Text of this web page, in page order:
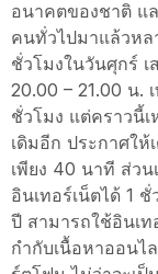
อนาคตของชาติ แล
คนทั่วไปมาแล้วหล
ชั่วโมงในวันศุกร์
20.00 – 21.00 น.
ชั่วโมง แต่คราวนี้เ
เดิมอีก ประกาศให้
เพียง 40 นาที ส่ว
อินเทอร์เน็ตได้ 1
ปี สามารถใช้อินเ
กำกับเนื้อหาออน